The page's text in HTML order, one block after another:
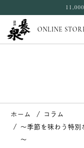
ONLINE
ホーム
コラム
～季節を味わう特
～